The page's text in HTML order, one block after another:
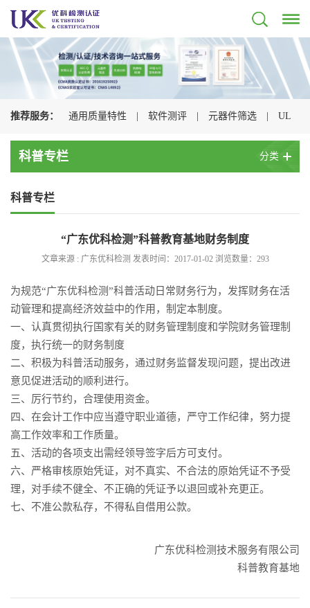
推荐服务： 通用质量特性 | 软件测评 | 元器件筛选 | UL
认证 | CSA认证
科普专栏 分类
科普专栏
“广东优科检测”科普教育基地财务制度
文章来源 : 广东优科检测 发表时间：2017-01-02 浏览数量： 293
为规范“广东优科检测”科普活动日常财务行为，发挥财务在活
动管理和提高经济效益中的作用，制定本制度。
一、认真贯彻执行国家有关的财务管理制度和学院财务管理制
度，执行统一的财务制度
二、积极为科普活动服务，通过财务监督发现问题，提出改进
意见促进活动的顺利进行。
三、厉行节约，合理使用资金。
四、在会计工作中应当遵守职业道德，严守工作纪律，努力提
高工作效率和工作质量。
五、活动的各项支出需经领导签字后方可支付。
六、严格审核原始凭证，对不真实、不合法的原始凭证不予受
理，对手续不健全、不正确的凭证予以退回或补充更正。
七、不准公款私存，不得私自借用公款。
广东优科检测技术服务有限公司
科普教育基地